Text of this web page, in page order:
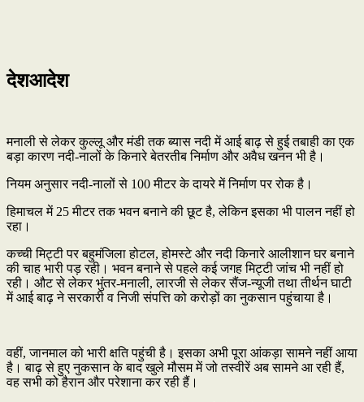
देशआदेश
मनाली से लेकर कुल्लू और मंडी तक ब्यास नदी में आई बाढ़ से हुई तबाही का एक
बड़ा कारण नदी-नालों के किनारे बेतरतीब निर्माण और अवैध खनन भी है।
नियम अनुसार नदी-नालों से 100 मीटर के दायरे में निर्माण पर रोक है।
हिमाचल में 25 मीटर तक भवन बनाने की छूट है, लेकिन इसका भी पालन नहीं हो
रहा।
कच्ची मिट्टी पर बहुमंजिला होटल, होमस्टे और नदी किनारे आलीशान घर बनाने
की चाह भारी पड़ रही। भवन बनाने से पहले कई जगह मिट्टी जांच भी नहीं हो
रही। औट से लेकर भुंतर-मनाली, लारजी से लेकर सैंज-न्यूजी तथा तीर्थन घाटी
में आई बाढ़ ने सरकारी व निजी संपत्ति को करोड़ों का नुकसान पहुंचाया है।
वहीं, जानमाल को भारी क्षति पहुंची है। इसका अभी पूरा आंकड़ा सामने नहीं आया
है। बाढ़ से हुए नुकसान के बाद खुले मौसम में जो तस्वीरें अब सामने आ रही हैं,
वह सभी को हैरान और परेशाना कर रही हैं।